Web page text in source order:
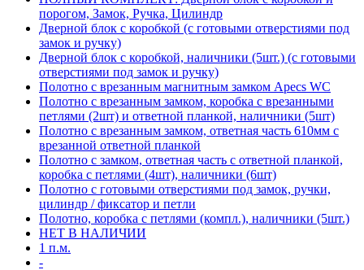
порогом, Замок, Ручка, Цилиндр
Дверной блок с коробкой (с готовыми отверстиями под
замок и ручку)
Дверной блок с коробкой, наличники (5шт.) (с готовыми
отверстиями под замок и ручку)
Полотно с врезанным магнитным замком Apecs WC
Полотно с врезанным замком, коробка с врезанными
петлями (2шт) и ответной планкой, наличники (5шт)
Полотно с врезанным замком, ответная часть 610мм с
врезанной ответной планкой
Полотно с замком, ответная часть с ответной планкой,
коробка с петлями (4шт), наличники (6шт)
Полотно с готовыми отверстиями под замок, ручки,
цилиндр / фиксатор и петли
Полотно, коробка с петлями (компл.), наличники (5шт.)
НЕТ В НАЛИЧИИ
1 п.м.
-